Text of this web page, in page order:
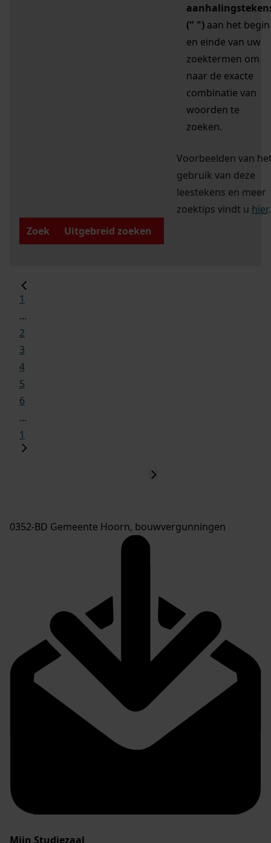
(" ") aan het begin
en einde van uw
zoektermen om
naar de exacte
combinatie van
woorden te
zoeken.
Voorbeelden van
gebruik van deze
leestekens en meer
zoektips vindt u hier.
Zoek
Uitgebreid zoeken
1
...
2
3
4
5
6
...
1
0352-BD Gemeente Hoorn, bouwvergunningen
Mijn Studiezaal